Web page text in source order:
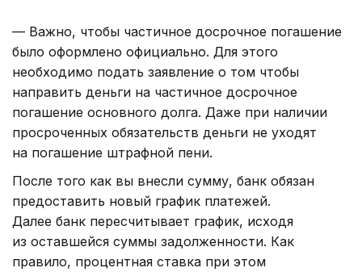
— Важно, чтобы частичное досрочное погашение
было оформлено официально. Для этого
необходимо подать заявление о том чтобы
направить деньги на частичное досрочное
погашение основного долга. Даже при наличии
просроченных обязательств деньги не уходят
на погашение штрафной пени.
После того как вы внесли сумму, банк обязан
предоставить новый график платежей.
Далее банк пересчитывает график, исходя
из оставшейся суммы задолженности. Как
правило, процентная ставка при этом